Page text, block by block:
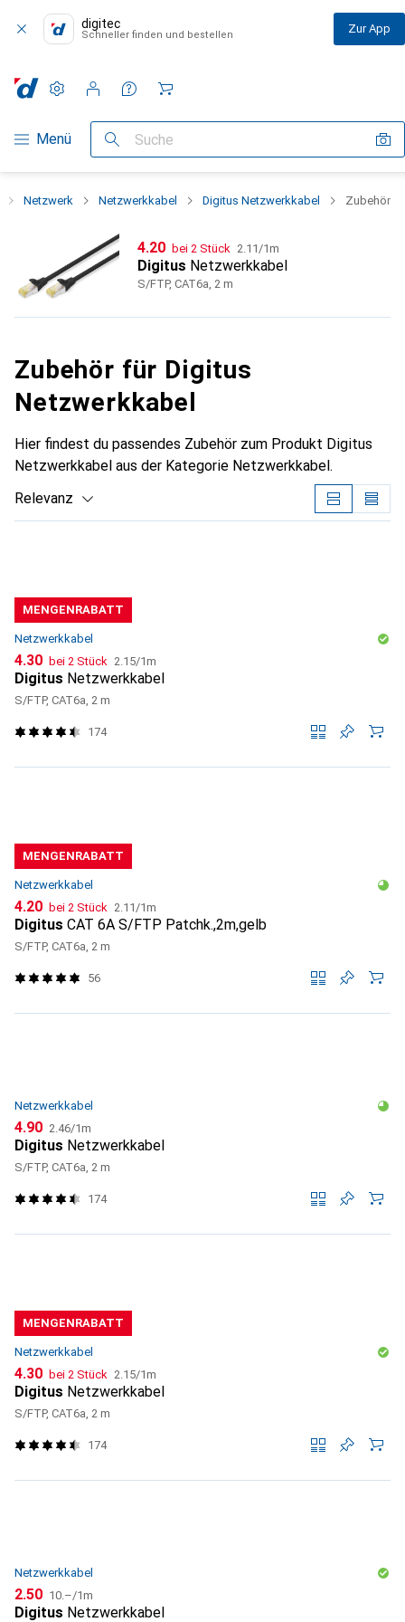
digitec
Schneller finden und bestellen Zur App
Navigation nach Kategorien
Menü Suche
Einstellungen
Kundenkonto
Vergleichslisten
Merklisten
Warenkorb
Netzwerk Netzwerkkabel Digitus Netzwerkkabel Zubehör
CHF
4.20 bei 2 Stück CHF
2.11/1m
Digitus Netzwerkkabel
S/FTP, CAT6a, 2 m
Zubehör für Digitus
Netzwerkkabel
Hier findest du passendes Zubehör zum Produkt Digitus
Netzwerkkabel aus der Kategorie Netzwerkkabel.
Relevanz
MENGENRABATT
Netzwerkkabel
CHF
4.30 bei 2 Stück CHF
2.15/1m
Digitus Netzwerkkabel
S/FTP, CAT6a, 2 m
174
MENGENRABATT
Netzwerkkabel
CHF
4.20 bei 2 Stück CHF
2.11/1m
Digitus CAT 6A S/FTP Patchk.,2m,gelb
S/FTP, CAT6a, 2 m
56
Netzwerkkabel
CHF
4.90 CHF
2.46/1m
Digitus Netzwerkkabel
S/FTP, CAT6a, 2 m
174
MENGENRABATT
Netzwerkkabel
CHF
4.30 bei 2 Stück CHF
2.15/1m
Digitus Netzwerkkabel
S/FTP, CAT6a, 2 m
174
Netzwerkkabel
CHF
2.50 CHF
10.–/1m
Digitus Netzwerkkabel